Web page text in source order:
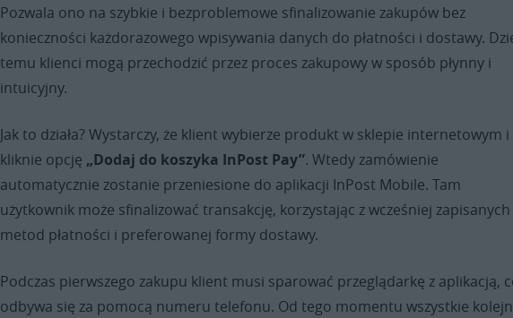
Pozwala ono na szybkie i bezproblemowe sfinalizowanie zakupów bez
konieczności każdorazowego wpisywania danych do płatności i dostawy.
temu klienci mogą przechodzić przez proces zakupowy w sposób płynny i
intuicyjny.
Jak to działa? Wystarczy, że klient wybierze produkt w sklepie internetowym i
kliknie opcję „Dodaj do koszyka InPost Pay”. Wtedy zamówienie
automatycznie zostanie przeniesione do aplikacji InPost Mobile. Tam
użytkownik może sfinalizować transakcję, korzystając z wcześniej zapisanych
metod płatności i preferowanej formy dostawy.
Podczas pierwszego zakupu klient musi sparować przeglądarkę z aplikacją,
odbywa się za pomocą numeru telefonu. Od tego momentu wszystkie